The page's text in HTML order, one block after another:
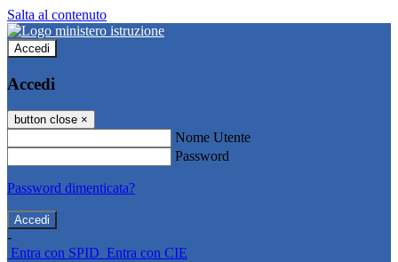
Salta al contenuto
Accedi
Accedi
button close ×
Nome Utente
Password
Password dimenticata?
-
Entra con SPID Entra con CIE